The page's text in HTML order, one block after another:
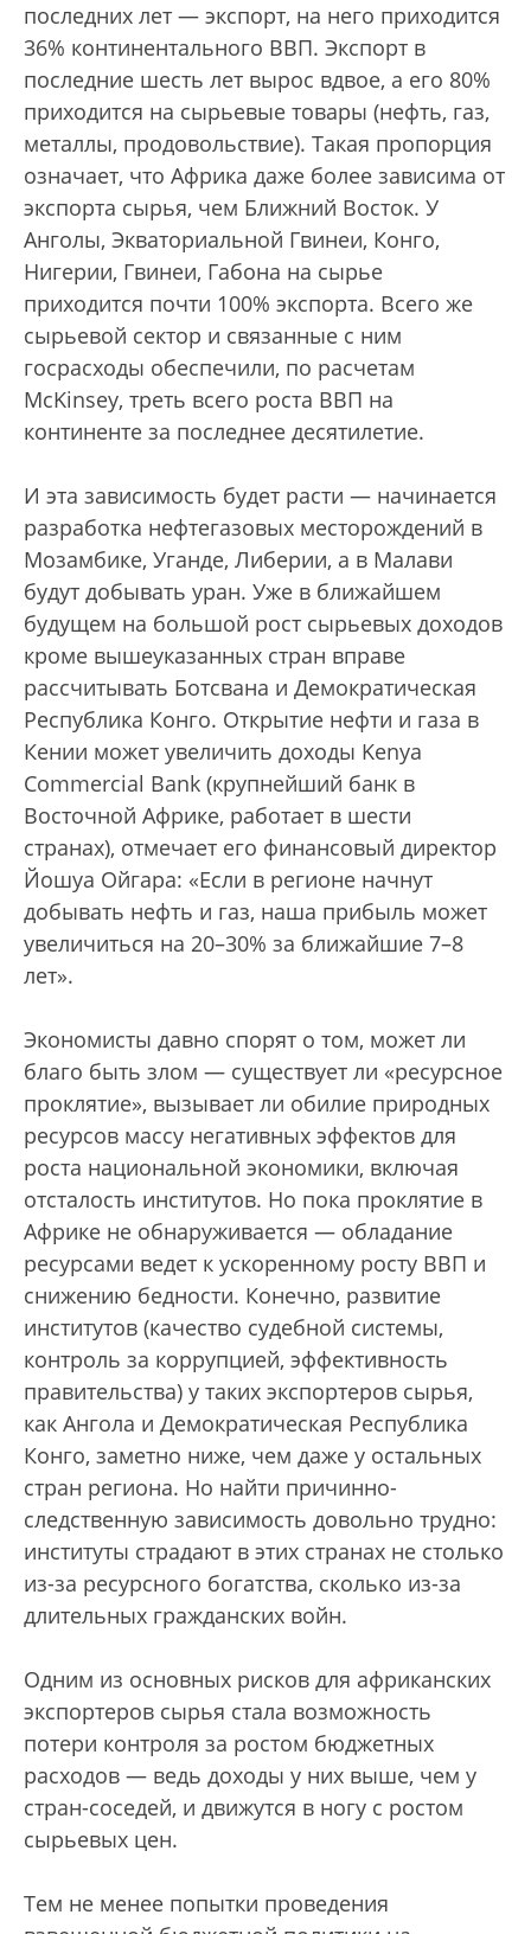
последних лет — экспорт, на него приходится
36% континентального ВВП. Экспорт в
последние шесть лет вырос вдвое, а его 80%
приходится на сырьевые товары (нефть, газ,
металлы, продовольствие). Такая пропорция
означает, что Африка даже более зависима от
экспорта сырья, чем Ближний Восток. У
Анголы, Экваториальной Гвинеи, Конго,
Нигерии, Гвинеи, Габона на сырье
приходится почти 100% экспорта. Всего же
сырьевой сектор и связанные с ним
госрасходы обеспечили, по расчетам
McKinsey, треть всего роста ВВП на
континенте за последнее десятилетие.
И эта зависимость будет расти — начинается
разработка нефтегазовых месторождений в
Мозамбике, Уганде, Либерии, а в Малави
будут добывать уран. Уже в ближайшем
будущем на большой рост сырьевых доходов
кроме вышеуказанных стран вправе
рассчитывать Ботсвана и Демократическая
Республика Конго. Открытие нефти и газа в
Кении может увеличить доходы Kenya
Commercial Bank (крупнейший банк в
Восточной Африке, работает в шести
странах), отмечает его финансовый директор
Йошуа Ойгара: «Если в регионе начнут
добывать нефть и газ, наша прибыль может
увеличиться на 20–30% за ближайшие 7–8
лет».
Экономисты давно спорят о том, может ли
благо быть злом — существует ли «ресурсное
проклятие», вызывает ли обилие природных
ресурсов массу негативных эффектов для
роста национальной экономики, включая
отсталость институтов. Но пока проклятие в
Африке не обнаруживается — обладание
ресурсами ведет к ускоренному росту ВВП и
снижению бедности. Конечно, развитие
институтов (качество судебной системы,
контроль за коррупцией, эффективность
правительства) у таких экспортеров сырья,
как Ангола и Демократическая Республика
Конго, заметно ниже, чем даже у остальных
стран региона. Но найти причинно-
следственную зависимость довольно трудно:
институты страдают в этих странах не столько
из-за ресурсного богатства, сколько из-за
длительных гражданских войн.
Одним из основных рисков для африканских
экспортеров сырья стала возможность
потери контроля за ростом бюджетных
расходов — ведь доходы у них выше, чем у
стран-соседей, и движутся в ногу с ростом
сырьевых цен.
Тем не менее попытки проведения